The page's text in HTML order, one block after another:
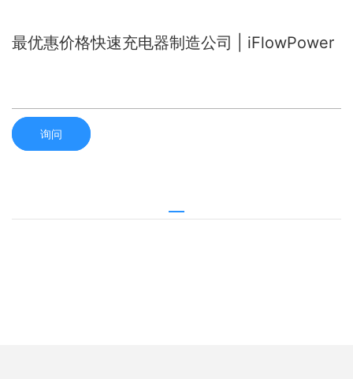
最优惠价格快速充电器制造公司 | iFlowPower
询问